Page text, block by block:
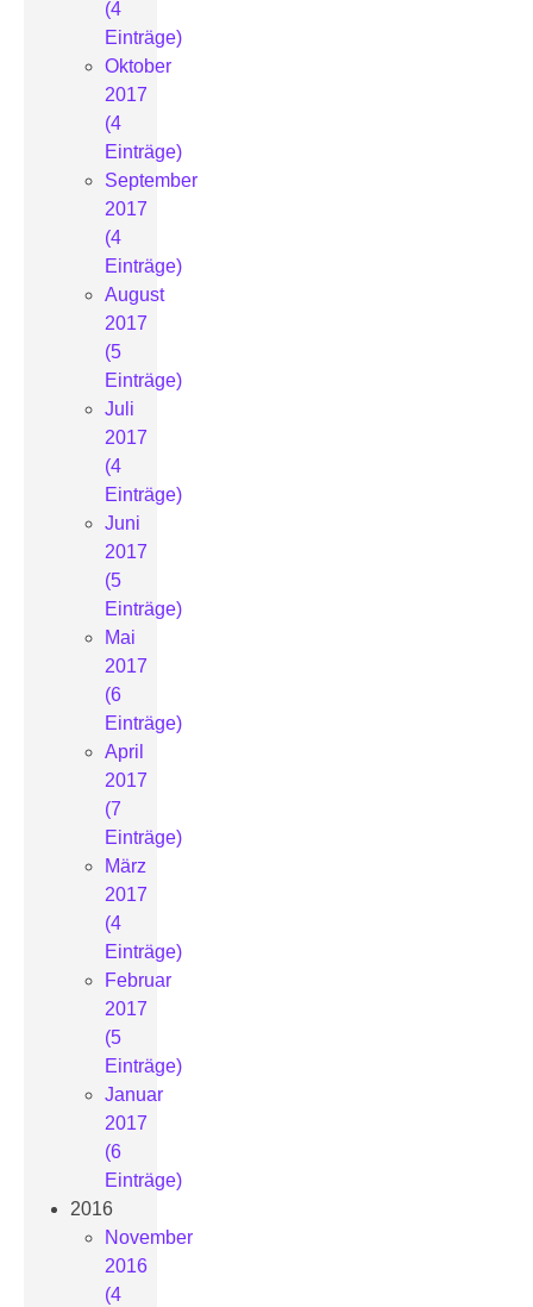
(4
Einträge)
Oktober
2017
(4
Einträge)
September
2017
(4
Einträge)
August
2017
(5
Einträge)
Juli
2017
(4
Einträge)
Juni
2017
(5
Einträge)
Mai
2017
(6
Einträge)
April
2017
(7
Einträge)
März
2017
(4
Einträge)
Februar
2017
(5
Einträge)
Januar
2017
(6
Einträge)
2016
November
2016
(4